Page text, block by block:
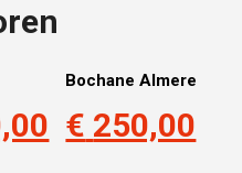
Bochane Almere
€ 250,00